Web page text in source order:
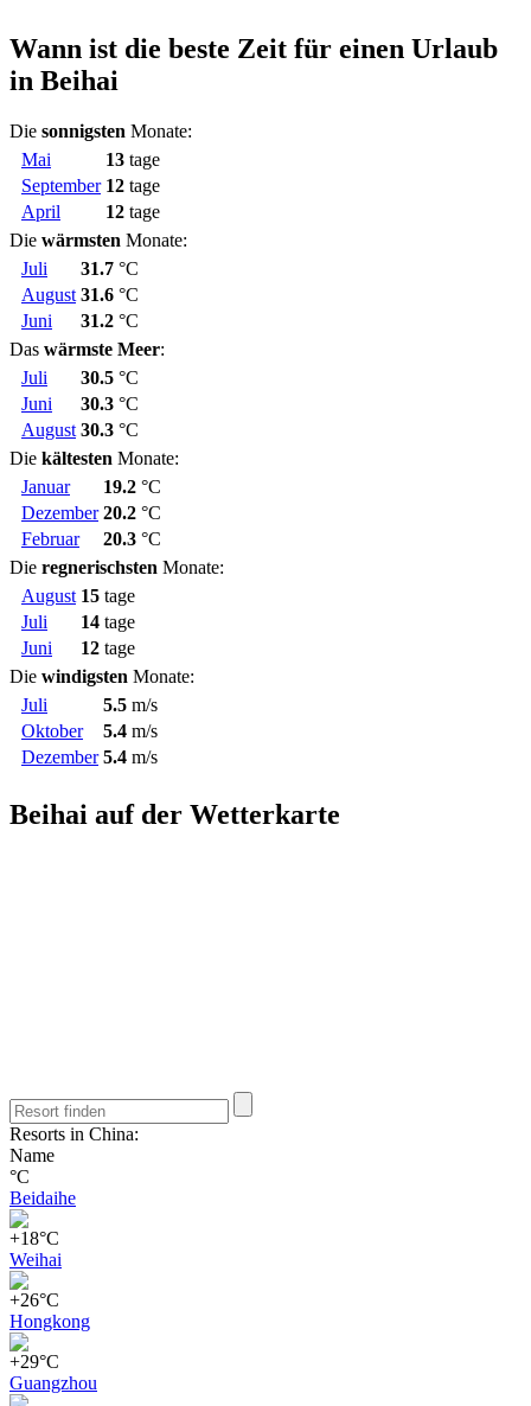
Wann ist die beste Zeit für einen Urlaub
in Beihai
Die sonnigsten Monate:
Mai
13 tage
September 12 tage
April
12 tage
Die wärmsten Monate:
Juli
31.7 °C
August 31.6 °C
Juni
31.2 °C
Das wärmste Meer:
Juli
30.5 °C
Juni
30.3 °C
August 30.3 °C
Die kältesten Monate:
Januar
19.2 °C
Dezember 20.2 °C
Februar
20.3 °C
Die regnerischsten Monate:
August 15 tage
Juli
14 tage
Juni
12 tage
Die windigsten Monate:
Juli
5.5 m/s
Oktober
5.4 m/s
Dezember 5.4 m/s
Beihai auf der Wetterkarte
Resorts in China:
Name
°C
Beidaihe
+18°C
Weihai
+26°C
Hongkong
+29°C
Guangzhou